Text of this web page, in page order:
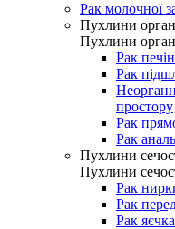
Рак молочної
Пухлини
Пухлини
Рак
Рак
простору
Рак
Рак
Пухлини
Пухлини
Рак
Рак
Рак яєчка